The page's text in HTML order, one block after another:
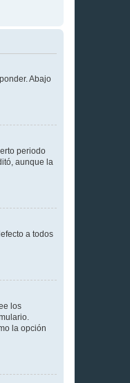
Abajo
periodo
aunque la
a todos
los
la opción